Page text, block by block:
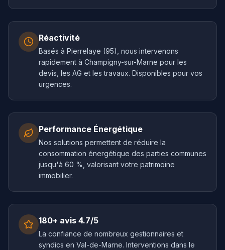
Réactivité
Basés à Pierrelaye (95), nous intervenons
rapidement à Champigny-sur-Marne pour les
devis, les AG et les travaux. Disponibles pour vos
urgences.
Performance Énergétique
Nos solutions permettent de réduire la
consommation énergétique des parties communes
jusqu'à 60 %, valorisant votre patrimoine
immobilier.
180+ avis 4.7/5
La confiance de nombreux gestionnaires et
syndics en Val-de-Marne. Interventions dans le